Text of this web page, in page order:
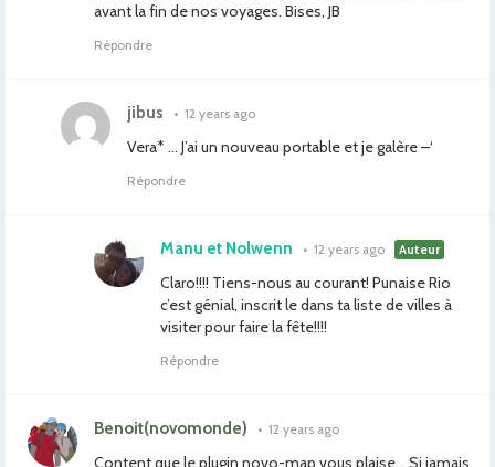
avant la fin de nos voyages. Bises, JB
Répondre
jibus • 12 years ago
Vera* … J’ai un nouveau portable et je galère –‘
Répondre
Manu et Nolwenn • 12 years ago Auteur
Claro!!!! Tiens-nous au courant! Punaise Rio
c’est génial, inscrit le dans ta liste de villes à
visiter pour faire la fête!!!!
Répondre
Benoit(novomonde) • 12 years ago
Content que le plugin novo-map vous plaise… Si jamais